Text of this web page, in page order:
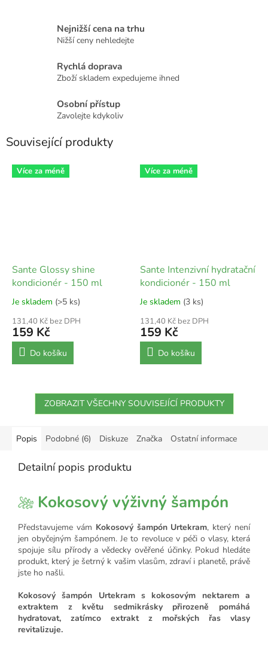
Nejnižší cena na trhu
Nižší ceny nehledejte
Rychlá doprava
Zboží skladem expedujeme ihned
Osobní přístup
Zavolejte kdykoliv
Související produkty
Více za méně
Sante Glossy shine
kondicionér - 150 ml
Je skladem (>5 ks)
131,40 Kč bez DPH
159 Kč
Do košíku
Více za méně
Sante Intenzivní hydratační
kondicionér - 150 ml
Je skladem (3 ks)
131,40 Kč bez DPH
159 Kč
Do košíku
ZOBRAZIT VŠECHNY SOUVISEJÍCÍ PRODUKTY
Popis Podobné (6) Diskuze Značka Ostatní informace
Detailní popis produktu
Kokosový výživný šampón
Představujeme vám Kokosový šampón Urtekram, který není
jen obyčejným šampónem. Je to revoluce v péči o vlasy, která
spojuje sílu přírody a vědecky ověřené účinky. Pokud hledáte
produkt, který je šetrný k vašim vlasům, zdraví i planetě, právě
jste ho našli.
Kokosový šampón Urtekram s kokosovým nektarem a
extraktem z květu sedmikrásky přirozeně pomáhá
hydratovat, zatímco extrakt z mořských řas vlasy
revitalizuje.